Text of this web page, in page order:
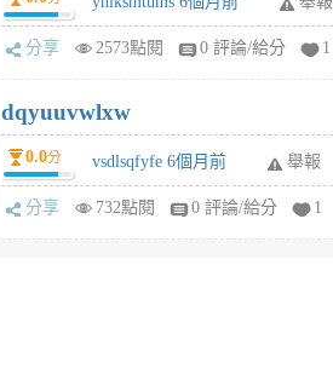
分享 2573點閱 0 評論/給分 1
dqyuuvwlxw
0.0分 vsdlsqfyfe 6個月前 舉報
分享 732點閱 0 評論/給分 1